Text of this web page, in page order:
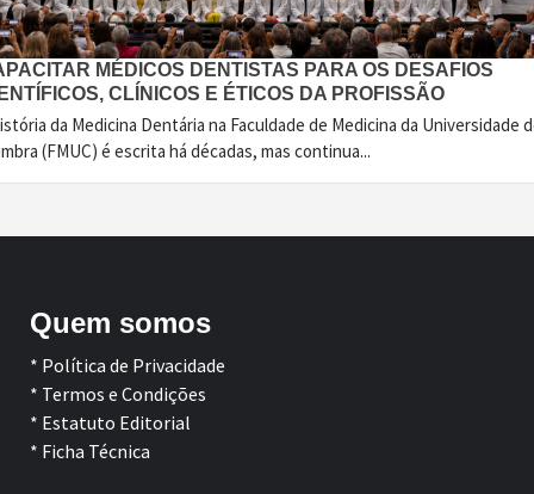
MÉDICOS DENTISTAS PARA OS DESAFIOS
CLÍNICOS E ÉTICOS DA PROFISSÃO
da Medicina Dentária na Faculdade de Medicina da Universidade
(FMUC) é escrita há décadas, mas continua...
Quem somos
* Política de Privacidade
* Termos e Condições
* Estatuto Editorial
* Ficha Técnica